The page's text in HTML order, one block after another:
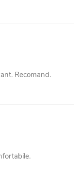
Recomand.